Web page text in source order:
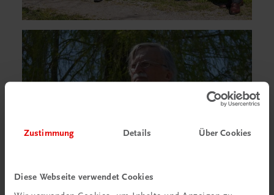
Zustimmung Details Über Cookies
Diese Webseite verwendet Cookies